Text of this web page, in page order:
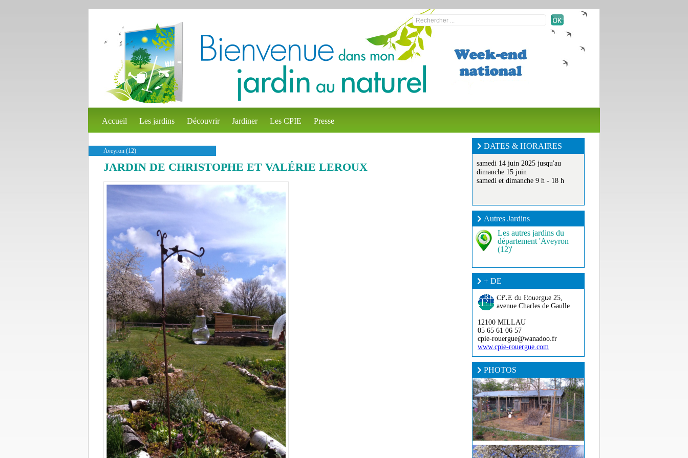
Accueil Les jardins Découvrir Jardiner Les CPIE Presse
Aveyron (12)
JARDIN DE CHRISTOPHE ET VALÉRIE LEROUX
DATES & HORAIRES
samedi 14 juin 2025 jusqu'au
dimanche 15 juin
samedi et dimanche 9 h - 18 h
Autres Jardins
Les autres jardins du
département 'Aveyron
(12)'
+ DE
RENSEIGNEMENT ?
CPIE du Rouergue 25,
avenue Charles de Gaulle
12100 MILLAU
05 65 61 06 57
cpie-rouergue@wanadoo.fr
www.cpie-rouergue.com
PHOTOS